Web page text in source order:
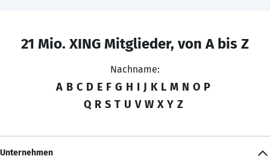
21 Mio. XING Mitglieder, von A bis Z
Nachname:
A B C D E F G H I J K L M N O P
Q R S T U V W X Y Z
Unternehmen